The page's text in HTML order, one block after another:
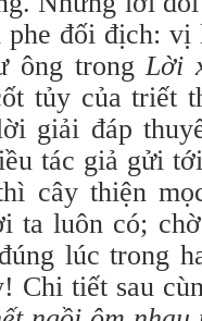
đối địch:
ông trongLời
tủy của triết
giải đáp
tác giả gửi
cây thiện
ta luôn có;
lúc trong
Chi tiết sau